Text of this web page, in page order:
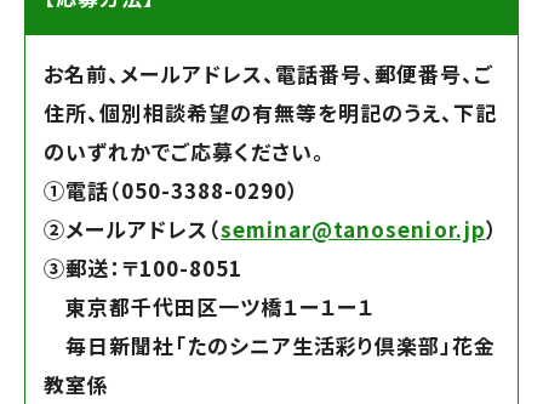
お名前、メールアドレス、電話番号、郵便番号、ご
住所、個別相談希望の有無等を明記のうえ、下記
のいずれかでご応募ください。
➀電話（050-3388-0290）
➁メールアドレス（seminar@tanosenior.jp）
➂郵送：〒100-8051
東京都千代田区一ツ橋１ー１ー１
毎日新聞社「たのシニア生活彩り倶楽部」花金
教室係